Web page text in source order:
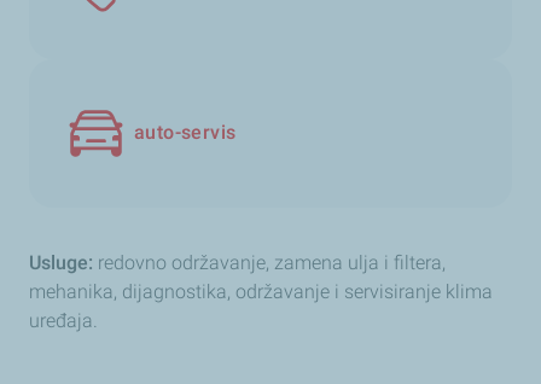
auto-servis
Usluge: redovno održavanje, zamena ulja i filtera,
mehanika, dijagnostika, održavanje i servisiranje klima
uređaja.